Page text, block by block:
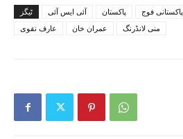
ٹیگز آئی ایس آئی پاکستان پاکستانی فوج
عارف نقوی
عمران خان منی لانڈرنگ